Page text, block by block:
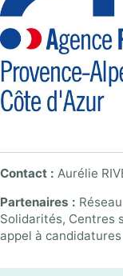
Contact : Aurélie
Partenaires :
Solidarités, Centres
appel à candidatures